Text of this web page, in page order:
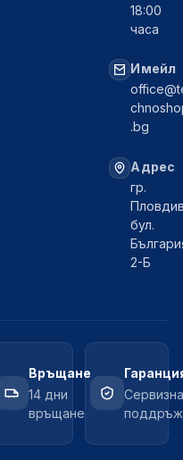
18:00
часа
Имейл
.bg
Адрес
гр.
бул.
2-Б
Връщане
14 дни
връщане
Сервизна